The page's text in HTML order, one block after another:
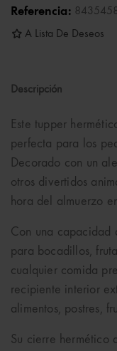
Referencia:
A Lista De Deseos
Descripción
Este tupper
perfecta para los
Decorado con un
otros divertidos
hora del almuerzo
Con una capacidad
para bocadillos,
cualquier comida
recipiente interior
alimentos, postres,
Su cierre hermético